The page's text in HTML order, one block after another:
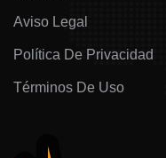
Aviso Legal
Política De Privacidad
Términos De Uso